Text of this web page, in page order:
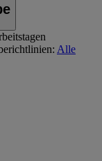
Alle